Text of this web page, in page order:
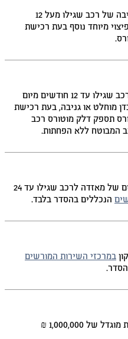
במקרה של אובדן מוחלט או גניבה של רכב שגילו מעל 12
פיצוי מיוחד נוסף בעת רכישת
כיסוי של ״חדש תמורת ישן״ לרכב שגילו עד 12 חודשים מיום
מוחלט או גניבה, בעת רכישת
תספק דלק מוטורס רכב
ללא הפחתות.
שימוש בחלפים מקוריים חדשים של מאזדה לרכב שגילו עד 24
הנכללים בהסדר בלבד.
במרכזי השירות המורשים
₪